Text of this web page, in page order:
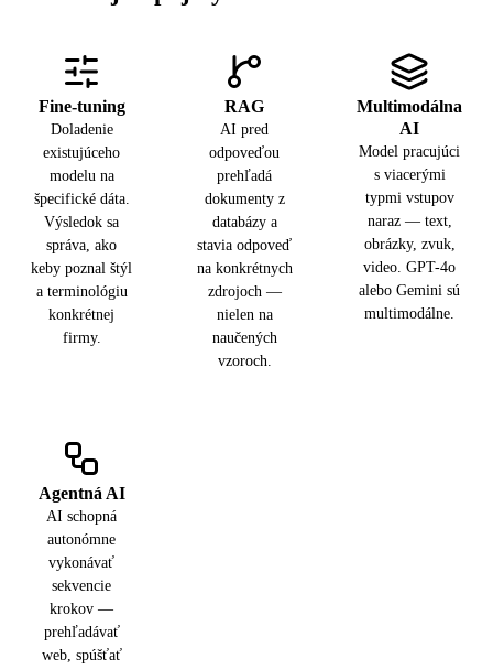
výsledku na vašej
úlohe.
čo zažívate vy.
Fine-tuning
Doladenie
existujúceho
modelu na
špecifické dáta.
Výsledok sa
správa, ako
keby poznal štýl
a terminológiu
konkrétnej
firmy.
RAG
AI pred
odpoveďou
prehľadá
dokumenty z
databázy a
stavia odpoveď
na konkrétnych
zdrojoch —
nielen na
naučených
vzoroch.
Multimodálna
AI
Model pracujúci
s viacerými
typmi vstupov
naraz — text,
obrázky, zvuk,
video. GPT-4o
alebo Gemini sú
multimodálne.
Agentná AI
AI schopná
autonómne
vykonávať
sekvencie
krokov —
prehľadávať
web, spúšťať